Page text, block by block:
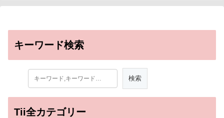
キーワード検索
Tii全カテゴリー